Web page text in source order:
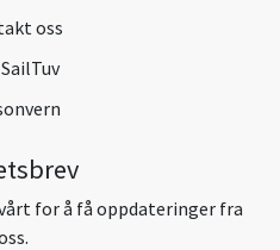
oss
for å få oppdateringer fra